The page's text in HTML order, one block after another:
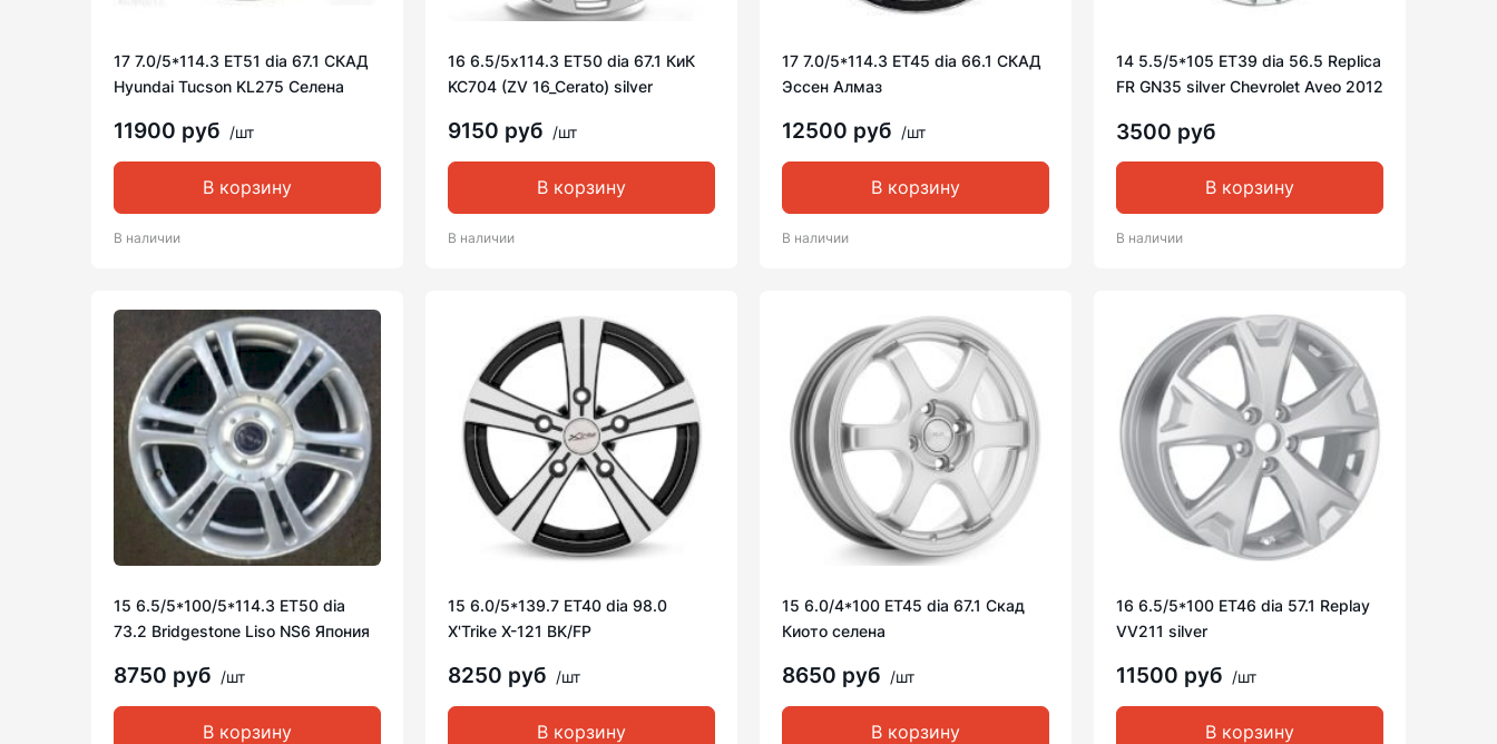
17 7.0/5*114.3 ET51 dia 67.1 СКАД
Hyundai Tucson KL275 Селена
11900 руб /шт
В корзину
В наличии
16 6.5/5х114.3 ET50 dia 67.1 КиК
KC704 (ZV 16_Cerato) silver
9150 руб /шт
В корзину
В наличии
17 7.0/5*114.3 ET45 dia 66.1 СКАД
Эссен Алмаз
12500 руб /шт
В корзину
В наличии
14 5.5/5*105 ET39 dia 56.5 Replica
FR GN35 silver Chevrolet Aveo 2012
3500 руб
В корзину
В наличии
15 6.5/5*100/5*114.3 ET50 dia
73.2 Bridgestone Liso NS6 Япония
8750 руб /шт
В корзину
15 6.0/5*139.7 ET40 dia 98.0
X'Trike X-121 BK/FP
8250 руб /шт
В корзину
15 6.0/4*100 ET45 dia 67.1 Скад
Киото селена
8650 руб /шт
В корзину
16 6.5/5*100 ET46 dia 57.1 Replay
VV211 silver
11500 руб /шт
В корзину